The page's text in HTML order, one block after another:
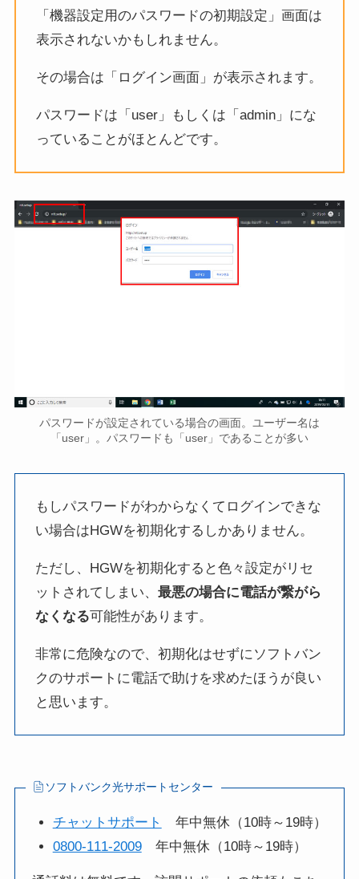
「機器設定用のパスワードの初期設定」画面は
表示されないかもしれません。
その場合は「ログイン画面」が表示されます。
パスワードは「user」もしくは「admin」にな
っていることがほとんどです。
パスワードが設定されている場合の画面。ユーザー名は
「user」。パスワードも「user」であることが多い
もしパスワードがわからなくてログインできな
い場合はHGWを初期化するしかありません。
ただし、HGWを初期化すると色々設定がリセ
ットされてしまい、最悪の場合に電話が繋がら
なくなる可能性があります。
非常に危険なので、初期化はせずにソフトバン
クのサポートに電話で助けを求めたほうが良い
と思います。
ソフトバンク光サポートセンター
チャットサポート
年中無休（10時～19時）
0800-111-2009年中無休（10時～19時）